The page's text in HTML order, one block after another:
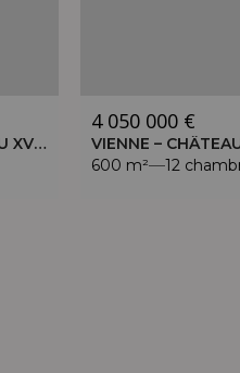
VIENNE – ANCIENNE FERME FORTIFIÉE DU XVIIE – TERRAIN DE 1,2 HA
4 050 000 €
600 m²
12